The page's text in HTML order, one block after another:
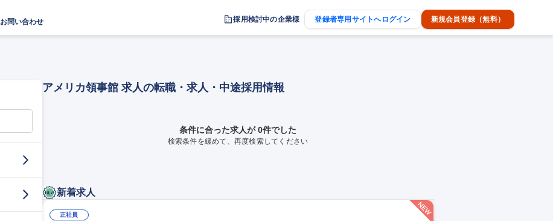
お問い合わせ 採用検討中の企業様 登録者専用サイトへログイン 新規会員登録（無料）
アメリカ領事館 求人の転職・求人・中途採用情報
条件に合った求人が 0件でした
検索条件を緩めて、再度検索してください
新着求人
正社員